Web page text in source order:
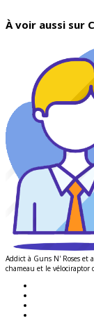
À voir aussi sur
Addict à Guns N' Roses et
chameau et le vélociraptor